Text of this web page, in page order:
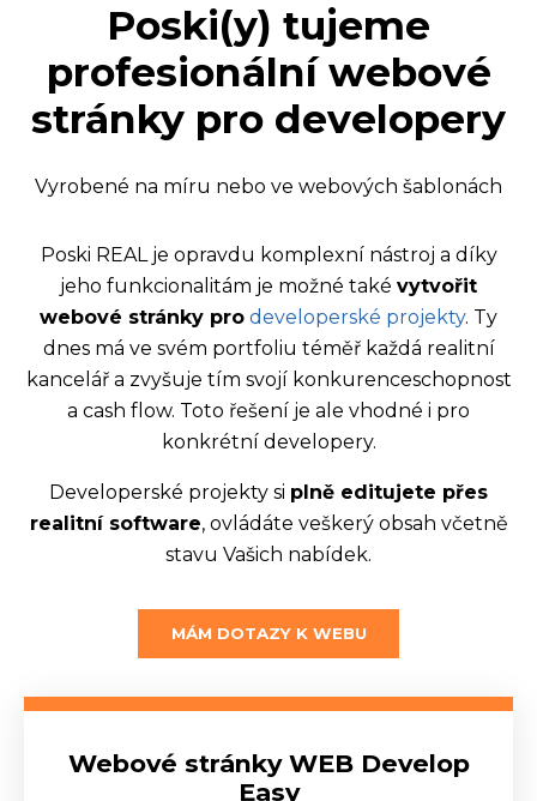
Poski(y) tujeme
profesionální webové
stránky pro developery
Vyrobené na míru nebo ve webových šablonách
Poski REAL je opravdu komplexní nástroj a díky
jeho funkcionalitám je možné také vytvořit
webové stránky pro developerské projekty. Ty
dnes má ve svém portfoliu téměř každá realitní
kancelář a zvyšuje tím svojí konkurenceschopnost
a cash flow. Toto řešení je ale vhodné i pro
konkrétní developery.
Developerské projekty si plně editujete přes
realitní software, ovládáte veškerý obsah včetně
stavu Vašich nabídek.
MÁM DOTAZY K WEBU
Webové stránky WEB Develop
Easy